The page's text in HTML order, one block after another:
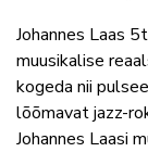
Johannes Laas
muusikalise
kogeda nii
lõõmavat jazz-
Johannes Laasi